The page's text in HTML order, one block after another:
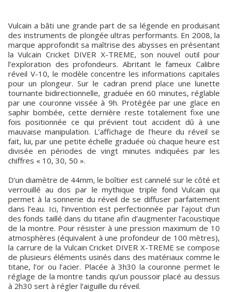
Vulcain a bâti une grande part de sa légende en produisant
des instruments de plongée ultras performants. En 2008, la
marque approfondit sa maîtrise des abysses en présentant
la Vulcain Cricket DIVER X-TREME, son nouvel outil pour
l’exploration des profondeurs. Abritant le fameux Calibre
réveil V-10, le modèle concentre les informations capitales
pour un plongeur. Sur le cadran prend place une lunette
tournante bidirectionnelle, graduée en 60 minutes, réglable
par une couronne vissée à 9h. Protégée par une glace en
saphir bombée, cette dernière reste totalement fixe une
fois positionnée ce qui prévient tout accident dû à une
mauvaise manipulation. L’affichage de l’heure du réveil se
fait, lui, par une petite échelle graduée où chaque heure est
divisée en périodes de vingt minutes indiquées par les
chiffres « 10, 30, 50 ».
D’un diamètre de 44mm, le boîtier est cannelé sur le côté et
verrouillé au dos par le mythique triple fond Vulcain qui
permet à la sonnerie du réveil de se diffuser parfaitement
dans l’eau. Ici, l’invention est perfectionnée par l’ajout d’un
des fonds taillé dans du titane afin d’augmenter l’acoustique
de la montre. Pour résister à une pression maximum de 10
atmosphères (équivalent à une profondeur de 100 mètres),
la carrure de la Vulcain Cricket DIVER X-TREME se compose
de plusieurs éléments usinés dans des matériaux comme le
titane, l’or ou l’acier. Placée à 3h30 la couronne permet le
réglage de la montre tandis qu’un poussoir placé au dessus
à 2h30 sert à régler l’aiguille du réveil.